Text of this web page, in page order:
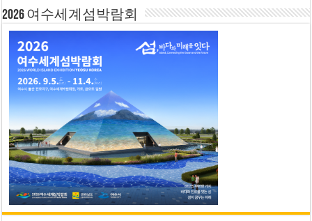
2026 여수세계섬박람회